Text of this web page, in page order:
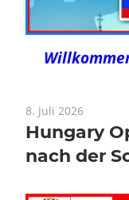
8. Juli 2026
Hungary
nach der